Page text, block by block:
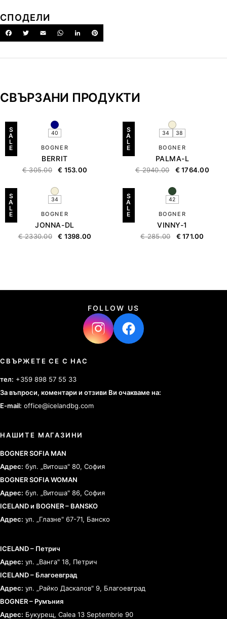
СПОДЕЛИ
СВЪРЗАНИ ПРОДУКТИ
S
A
L
E
40
BOGNER
BERRIT
€305.00 € 153.00
S
A
L
E
34 38
BOGNER
PALMA-L
€2940.00 € 1764.00
S
A
L
E
34
BOGNER
JONNA-DL
€2330.00 € 1398.00
S
A
L
E
42
BOGNER
VINNY-1
€285.00 € 171.00
FOLLOW US
СВЪРЖЕТЕ СЕ С НАС
тел: +359 898 57 55 33
За въпроси, коментари и отзиви Ви очакваме на:
E-mail: office@icelandbg.com
НАШИТЕ МАГАЗИНИ
BOGNER SOFIA MAN
Адрес: бул. „Витоша" 80, София
BOGNER SOFIA WOMAN
Адрес: бул. „Витоша" 86, София
ICELAND и BOGNER – BANSKO
Адрес: ул. „Глазне" 67-71, Банско
ICELAND – Петрич
Адрес: ул. „Ванга" 18, Петрич
ICELAND – Благоевград
Адрес: ул. „Райко Даскалов" 9, Благоевград
BOGNER – Румъния
Адрес: Букурещ, Calea 13 Septembrie 90